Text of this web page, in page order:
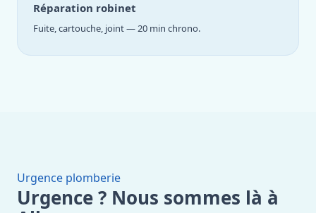
Réparation robinet
Fuite, cartouche, joint — 20 min chrono.
Urgence plomberie
Urgence ? Nous sommes là à